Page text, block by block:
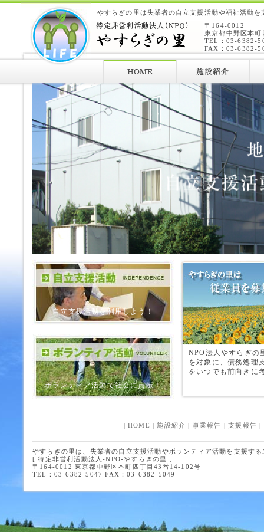
やすらぎの里は失業者の自立支援活動や福祉活動を
〒164-0012
東京都中野区本
TEL：03-6382-
FAX：03-6382-
自立支援活動を利用しよう！
ボランティア活動で社会に貢献！
NPO法人やすらぎの
を対象に、債務処理
をいつでも前向きに
| HOME |施設紹介 | 事業報告 |支援報告 |
やすらぎの里は、失業者の自立支援活動やボランティア活動を支援す
[ 特定非営利活動法人-NPO-やすらぎの里 ]
〒164-0012 東京都中野区本町四丁目43番14-102号
TEL：03-6382-5047 FAX：03-6382-5049